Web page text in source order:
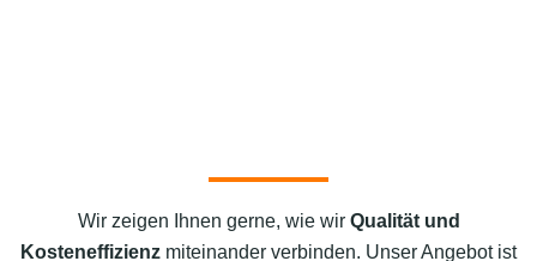
Wir zeigen Ihnen gerne, wie wir Qualität und
Kosteneffizienz miteinander verbinden. Unser Angebot ist